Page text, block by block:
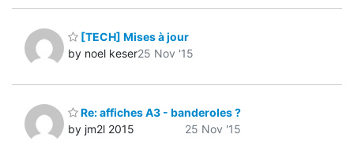
[TECH] Mises à jour
by noel keser25 Nov '15
Re: affiches A3 - banderoles ?
by jm2l 2015
25 Nov '15